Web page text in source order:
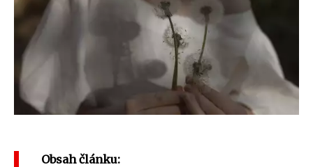
Obsah článku: